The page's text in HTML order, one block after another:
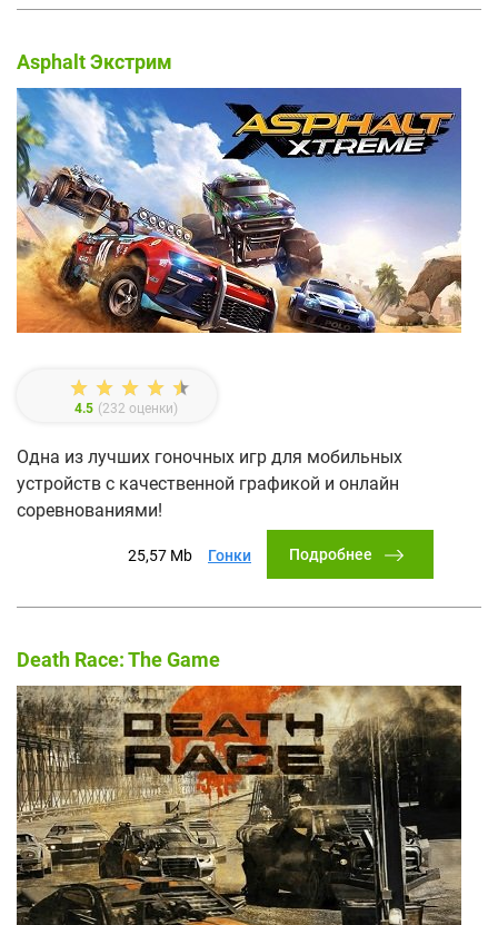
Asphalt Экстрим
4.5 (232 оценки)
Одна из лучших гоночных игр для мобильных
устройств с качественной графикой и онлайн
соревнованиями!
25,57 Mb Гонки Подробнее
Death Race: The Game